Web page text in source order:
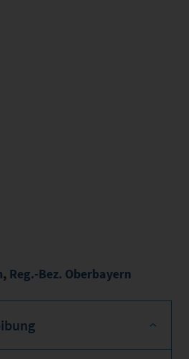
, Reg.-Bez. Oberbayern